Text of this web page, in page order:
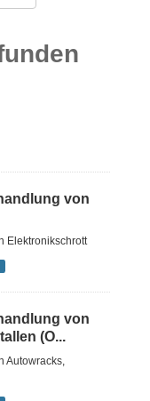
von
Elektronikschrott
von
(O...
Autowracks,